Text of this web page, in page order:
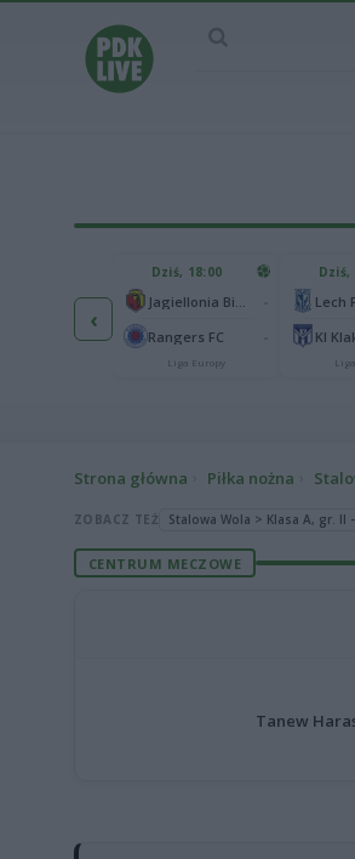
‹
Ferencvaros Budapeszt 1
Zabrze 0
Dziś, 18:00
Rangers FC
Liga Europy
Dziś,
Lech
KI
Strona główna Piłka nożna
ZOBACZ TEŻ Stalowa Wola > Klasa A, gr. II
CENTRUM MECZOWE
Tanew